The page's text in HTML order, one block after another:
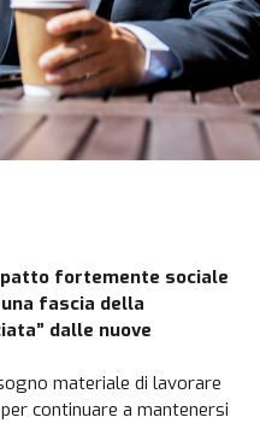
fortemente sociale
fascia della
dalle nuove
materiale di lavorare
continuare a mantenersi